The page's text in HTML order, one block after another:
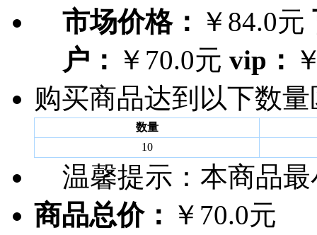
市场价格： ￥84.0元
户： ￥70.0元 vip：
购买商品达到以下数
数量
10
温馨提示： 本商品
商品总价： ￥70.0元